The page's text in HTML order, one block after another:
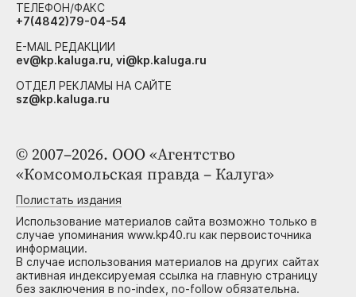
© 2007–2026. ООО «Агентство
«Комсомольская правда – Калуга»
Полистать издания
Использование материалов сайта возможно только в
случае упоминания www.kp40.ru как первоисточника
информации.
В случае использования материалов на других сайтах
активная индексируемая ссылка на главную страницу
без заключения в no-index, no-follow обязательна.
ТЕЛЕФОН/ФАКС
+7(4842)79-04-54
E-MAIL РЕДАКЦИИ
ev@kp.kaluga.ru, vi@kp.kaluga.ru
ОТДЕЛ РЕКЛАМЫ НА САЙТЕ
sz@kp.kaluga.ru